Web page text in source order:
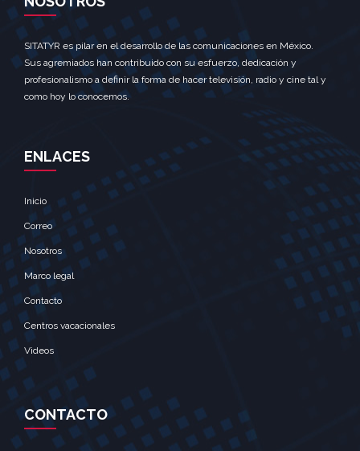
SITATYR es pilar en el desarrollo de las comunicaciones en México.
Sus agremiados han contribuido con su esfuerzo, dedicación y
profesionalismo a definir la forma de hacer televisión, radio y cine tal y
como hoy lo conocemos.
ENLACES
Inicio
Correo
Nosotros
Marco legal
Contacto
Centros vacacionales
Videos
CONTACTO